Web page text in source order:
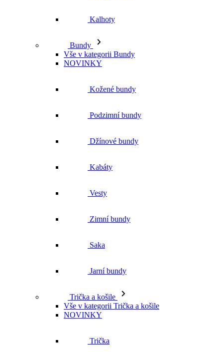
Kalhoty
Bundy
Vše v kategorii Bundy
NOVINKY
Kožené bundy
Podzimní bundy
Džínové bundy
Kabáty
Vesty
Zimní bundy
Saka
Jarní bundy
Trička a košile
Vše v kategorii Trička a košile
NOVINKY
Trička